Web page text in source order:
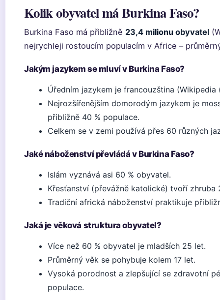
Kolik obyvatel má Burkina Faso?
Burkina Faso má přibližně 23,4 milionu obyvatel
nejrychleji rostoucím populacím v Africe –
Jakým jazykem se mluví v Burkina Faso?
Úředním jazykem je francouzština (Wikipedia
Nejrozšířenějším domorodým jazykem je
přibližně 40 % populace.
Celkem se v zemi používá přes 60 různých
Jaké náboženství převládá v Burkina Faso?
Islám vyznává asi 60 % obyvatel.
Křesťanství (převážně katolické) tvoří zhruba
Tradiční africká náboženství praktikuje
Jaká je věková struktura obyvatel?
Více než 60 % obyvatel je mladších 25 let.
Průměrný věk se pohybuje kolem 17 let.
Vysoká porodnost a zlepšující se zdravotní
populace.